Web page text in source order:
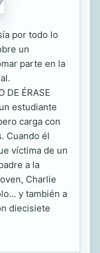
por todo lo
un
parte en la
DE ÉRASE
estudiante
carga con
Cuando él
víctima de un
a la
Charlie
y también a
diecisiete